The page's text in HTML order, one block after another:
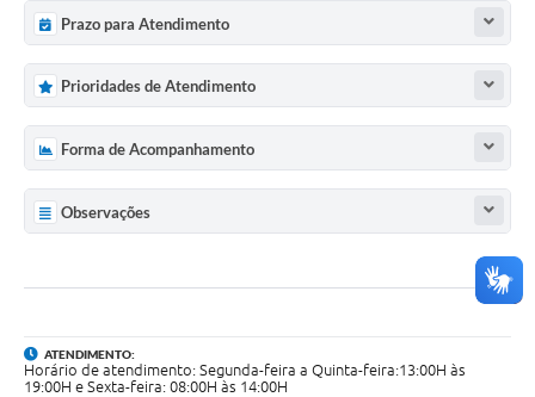
Prazo para Atendimento
Prioridades de Atendimento
Forma de Acompanhamento
Observações
ATENDIMENTO:
Horário de atendimento: Segunda-feira a Quinta-feira:13:00H às
19:00H e Sexta-feira: 08:00H às 14:00H